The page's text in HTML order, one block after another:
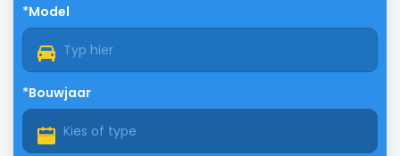
*Model
*Bouwjaar